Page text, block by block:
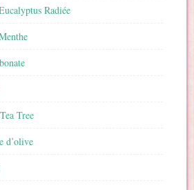
Radiée
Tree
d’olive